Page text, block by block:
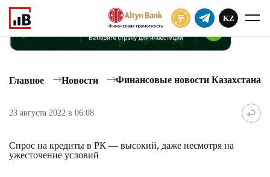
KZ
Главное Новости Финансовые новости Казахстана
23 августа 2022 в 06:08
Спрос на кредиты в РК — высокий, даже несмотря на
ужесточение условий